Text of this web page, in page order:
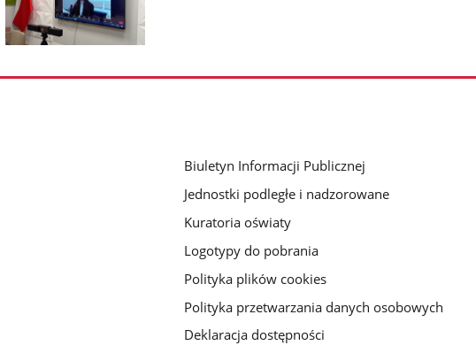
zdjęcie
Biuletyn Informacji Publicznej
Jednostki podległe i nadzorowane
Kuratoria oświaty
Logotypy do pobrania
Polityka plików cookies
Polityka przetwarzania danych osobowych
Deklaracja dostępności